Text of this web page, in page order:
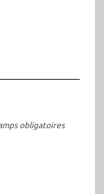
obligatoires